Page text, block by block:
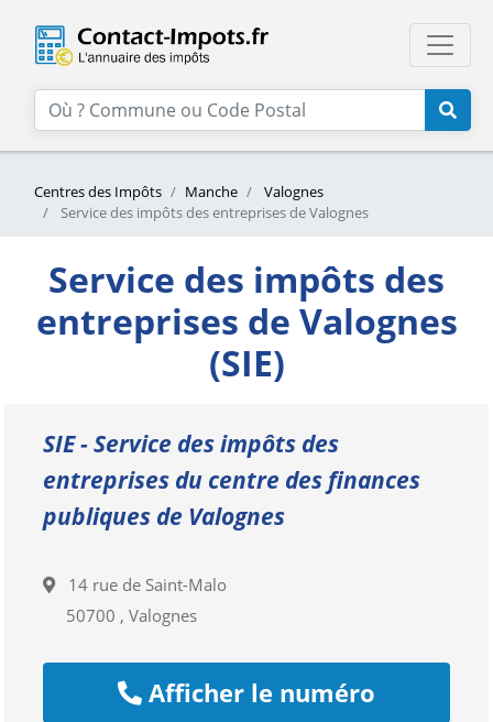
Centres des Impôts Manche
Valognes
Service des impôts des entreprises de Valognes
Service des impôts des
entreprises de Valognes
(SIE)
SIE - Service des impôts des
entreprises du centre des finances
publiques de Valognes
14 rue de Saint-Malo
50700 , Valognes
Afficher le numéro